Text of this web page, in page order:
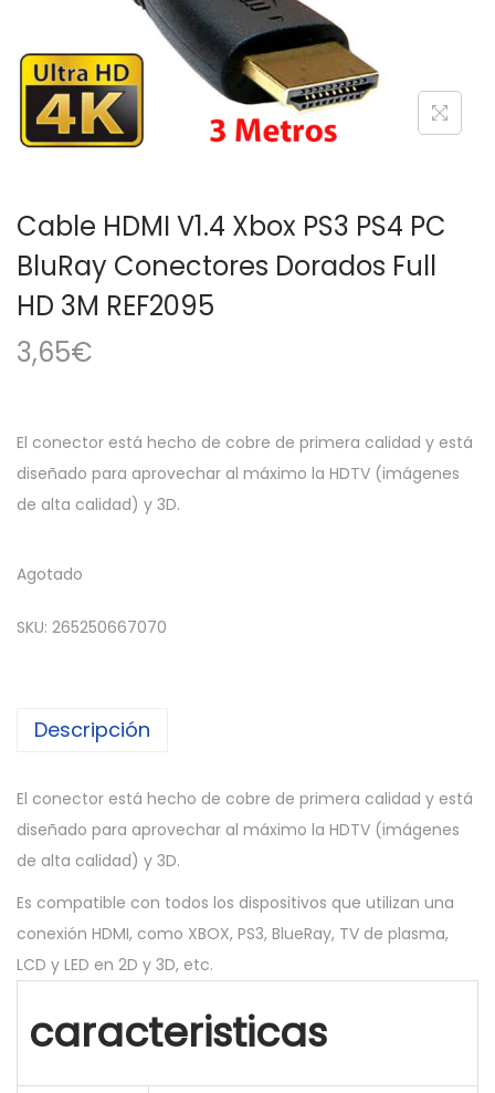
a
c
i
ó
n
d
o
Cable HDMI V1.4 Xbox PS3 PS4 PC
BluRay Conectores Dorados Full
HD 3M REF2095
3,65€
El conector está hecho de cobre de primera calidad y está
diseñado para aprovechar al máximo la HDTV (imágenes
de alta calidad) y 3D.
Agotado
SKU: 265250667070
Descripción
El conector está hecho de cobre de primera calidad y está
diseñado para aprovechar al máximo la HDTV (imágenes
de alta calidad) y 3D.
Es compatible con todos los dispositivos que utilizan una
conexión HDMI, como XBOX, PS3, BlueRay, TV de plasma,
LCD y LED en 2D y 3D, etc.
caracteristicas